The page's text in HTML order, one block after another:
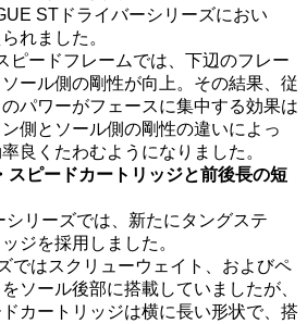
STドライバーシリーズにおい
れました。
ピードフレームでは、下辺のフレー
ール側の剛性が向上。その結果、従
パワーがフェースに集中する効果は
側とソール側の剛性の違いによっ
良くたわむようになりました。
ピードカートリッジと前後長の短
シリーズでは、新たにタングステ
ジを採用しました。
ではスクリューウェイト、およびペ
ソール後部に搭載していましたが、
カートリッジは横に長い形状で、搭